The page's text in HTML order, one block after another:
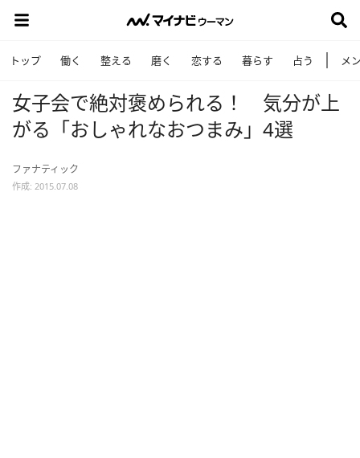
トップ 働く 整える 磨く 恋する 暮らす 占う メ
女子会で絶対褒められる！ 気分が上
がる「おしゃれなおつまみ」4選
ファナティック
作成: 2015.07.08